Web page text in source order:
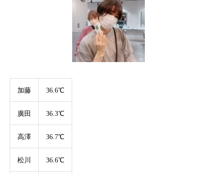
加藤 36.6℃
廣田 36.3℃
高澤 36.7℃
松川 36.6℃